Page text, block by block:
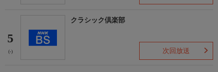
5
(-)
クラシック倶楽部
次回放送